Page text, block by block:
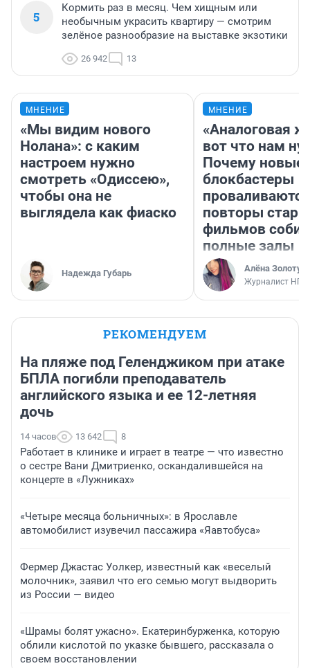
5
Кормить раз в месяц. Чем хищным или
необычным украсить квартиру — смотрим
зелёное разнообразие на выставке экзотики
26 942 13
МНЕНИЕ
«Мы видим нового
Нолана»: с каким
настроем нужно
смотреть «Одиссею»,
чтобы она не
выглядела как фиаско
Надежда Губарь
МНЕНИЕ
«Аналоговая
вот что нам
Почему новые
блокбастеры
повторы
фильмов
полные залы
Алёна
Журналист НГС
РЕКОМЕНДУЕМ
На пляже под Геленджиком при атаке
БПЛА погибли преподаватель
английского языка и ее 12-летняя
дочь
14 часов 13 642 8
Работает в клинике и играет в театре — что известно
о сестре Вани Дмитриенко, оскандалившейся на
концерте в «Лужниках»
«Четыре месяца больничных»: в Ярославле
автомобилист изувечил пассажира «Яавтобуса»
Фермер Джастас Уолкер, известный как «веселый
молочник», заявил что его семью могут выдворить
из России — видео
«Шрамы болят ужасно». Екатеринбурженка, которую
облили кислотой по указке бывшего, рассказала о
своем восстановлении